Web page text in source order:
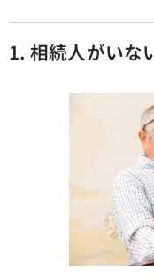
1. 相続人がいな